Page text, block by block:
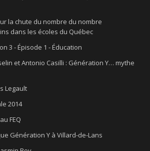
la chute du nombre du nombre
dans les écoles du Québec
3 - Épisode 1 - Éducation
et Antonio Casilli : Génération Y… mythe
Legault
2014
FEQ
Génération Y à Villard-de-Lans